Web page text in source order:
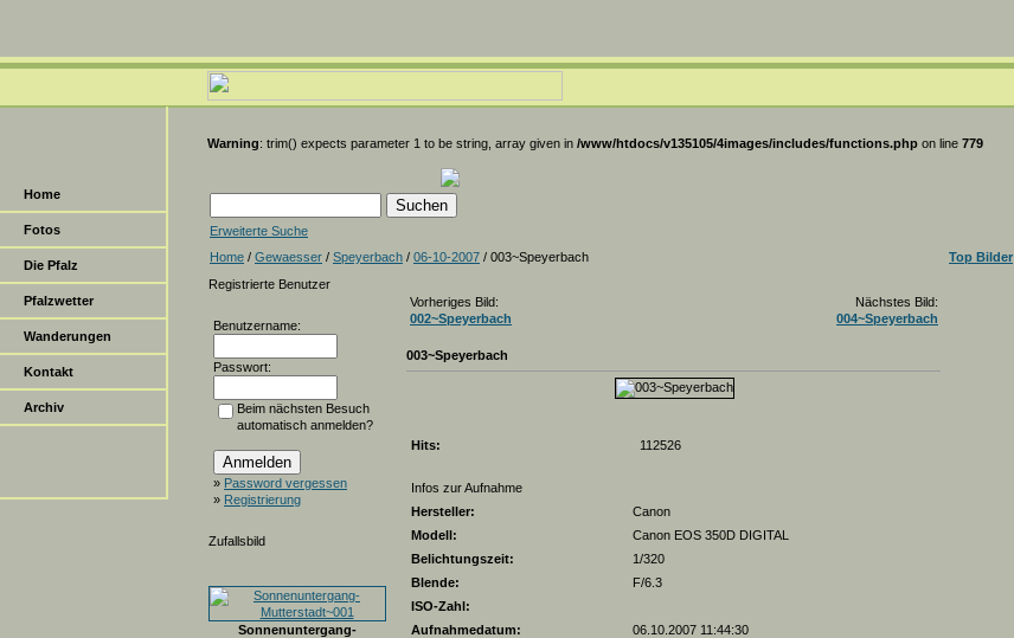
Home
Fotos
Die Pfalz
Pfalzwetter
Wanderungen
Kontakt
Archiv
Warning: trim() expects parameter 1 to be string, array given in /www/htdocs/v135105/4images/includes/functions.php on line 779
Erweiterte Suche
Home / Gewaesser / Speyerbach / 06-10-2007 / 003~Speyerbach Top Bilder
Registrierte Benutzer
Benutzername:
Passwort:
Beim nächsten Besuch
automatisch anmelden?
» Password vergessen
» Registrierung
Zufallsbild
Sonnenuntergang-
Vorheriges Bild:
002~Speyerbach
Nächstes Bild:
004~Speyerbach
003~Speyerbach
Hits: 112526
Infos zur Aufnahme
Hersteller:
Canon
Modell:
Canon EOS 350D DIGITAL
Belichtungszeit:
1/320
Blende:
F/6.3
ISO-Zahl:
Aufnahmedatum:
06.10.2007 11:44:30